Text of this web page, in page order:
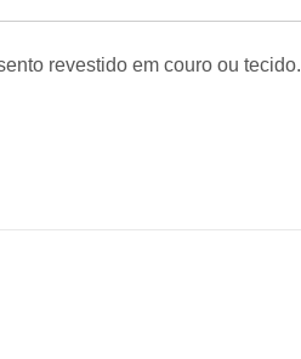
revestido em couro ou tecido.